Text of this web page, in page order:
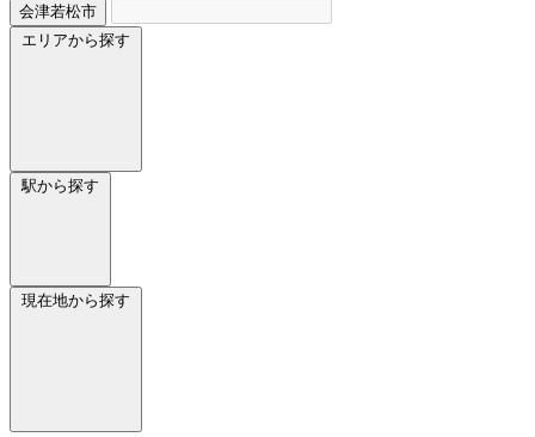
会津若松市
エリアから探す
駅から探す
現在地から探す